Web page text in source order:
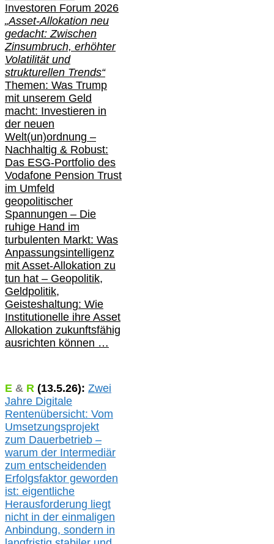
Investoren Forum 2026
„Asset-Allokation neu
gedacht: Zwischen
Zinsumbruch, erhöhter
Volatilität und
strukturellen Trends“
Themen: Was Trump
mit unserem Geld
macht: Investieren in
der neuen
Welt(un)ordnung –
Nachhaltig & Robust:
Das ESG-Portfolio des
Vodafone Pension Trust
im Umfeld
geopolitischer
Spannungen – Die
ruhige Hand im
turbulenten Markt: Was
Anpassungsintelligenz
mit Asset-Allokation zu
tun hat – Geopolitik,
Geldpolitik,
Geisteshaltung: Wie
Institutionelle ihre Asset
Allokation zukunftsfähig
ausrichten können …
E & R (13.5.26): Zwei
Jahre Digitale
Rentenübersicht: Vom
Umsetzungsprojekt
zum Dauerbetrieb –
warum der Intermediär
zum entscheidenden
Erfolgsfaktor geworden
ist: eigentliche
Herausforderung liegt
nicht in der einmaligen
Anbindung, sondern in